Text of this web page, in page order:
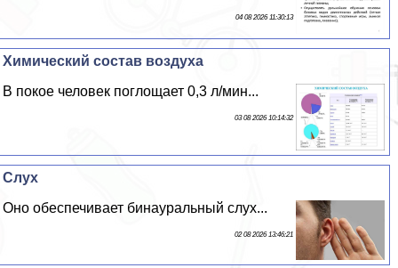
04 08 2026 11:30:13
Химический состав воздуха
В покое человек поглощает 0,3 л/мин...
03 08 2026 10:14:32
Слух
Оно обеспечивает бинауральный слух...
02 08 2026 13:46:21